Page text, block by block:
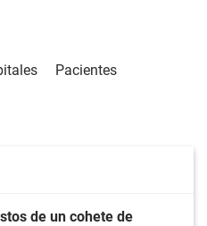
Pacientes
de un cohete de